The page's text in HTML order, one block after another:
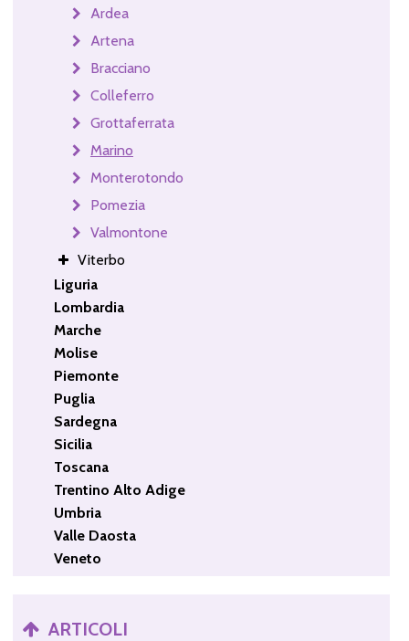
Ardea
Artena
Bracciano
Colleferro
Grottaferrata
Marino
Monterotondo
Pomezia
Valmontone
Viterbo
Liguria
Lombardia
Marche
Molise
Piemonte
Puglia
Sardegna
Sicilia
Toscana
Trentino Alto Adige
Umbria
Valle Daosta
Veneto
ARTICOLI